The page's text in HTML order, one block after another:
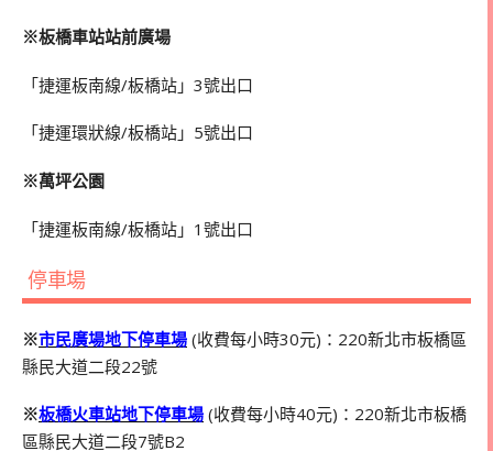
※板橋車站站前廣場
「捷運板南線/板橋站」3號出口
「捷運環狀線/板橋站」5號出口
※萬坪公園
「捷運板南線/板橋站」1號出口
停車場
※市民廣場地下停車場 (收費每小時30元)：220新北市板橋區
縣民大道二段22號
※板橋火車站地下停車場 (收費每小時40元)：220新北市板橋
區縣民大道二段7號B2